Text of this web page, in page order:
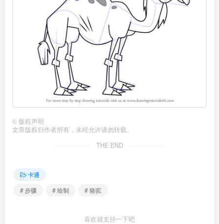
© 版权声明
文章版权归作者所有，未经允许请勿转载。
THE END
卡通
# 步骤
# 绘制 # 骆驼
喜欢就支持一下吧